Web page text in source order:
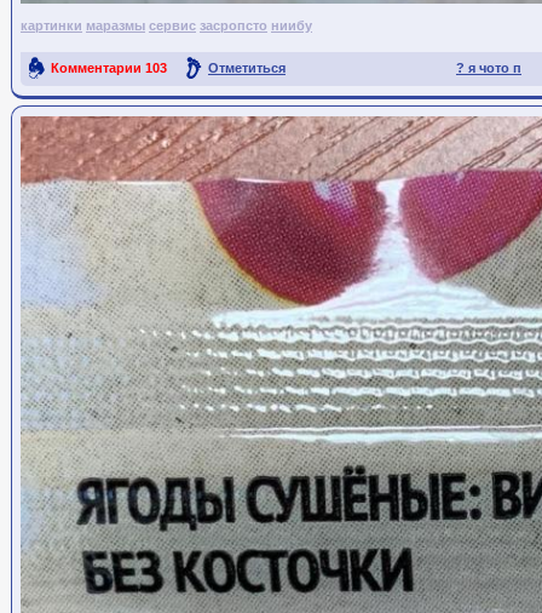
картинки маразмы сервис засропсто ниибу
? я чото п
Комментарии 103 Отметиться
Ссылка на пост